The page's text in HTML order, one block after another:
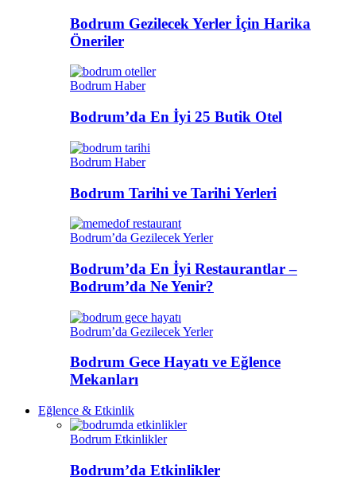
Bodrum Gezilecek Yerler İçin Harika
Öneriler
Bodrum Haber
Bodrum’da En İyi 25 Butik Otel
Bodrum Haber
Bodrum Tarihi ve Tarihi Yerleri
Bodrum’da Gezilecek Yerler
Bodrum’da En İyi Restaurantlar –
Bodrum’da Ne Yenir?
Bodrum’da Gezilecek Yerler
Bodrum Gece Hayatı ve Eğlence
Mekanları
Eğlence & Etkinlik
Bodrum Etkinlikler
Bodrum’da Etkinlikler